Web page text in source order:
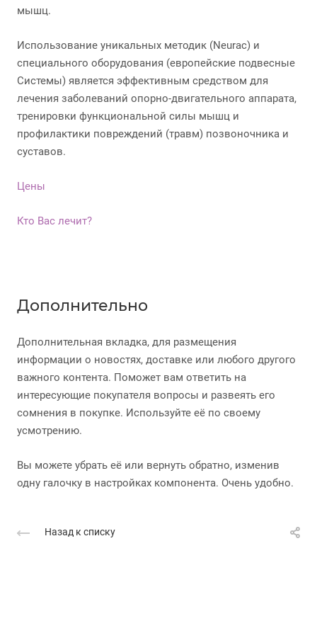
мышц.
Использование уникальных методик (Neurac) и
специального оборудования (европейские подвесные
Системы) является эффективным средством для
лечения заболеваний опорно-двигательного аппарата,
тренировки функциональной силы мышц и
профилактики повреждений (травм) позвоночника и
суставов.
Цены
Кто Вас лечит?
Дополнительно
Дополнительная вкладка, для размещения
информации о новостях, доставке или любого другого
важного контента. Поможет вам ответить на
интересующие покупателя вопросы и развеять его
сомнения в покупке. Используйте её по своему
усмотрению.
Вы можете убрать её или вернуть обратно, изменив
одну галочку в настройках компонента. Очень удобно.
Назад к списку